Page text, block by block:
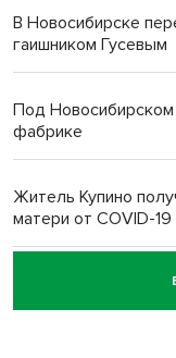
В Новосибирске
гаишником Гусевым
Под Новосибирском
фабрике
Житель Купино
матери от COVID-19
Новосибирский суд
пенсионерки на